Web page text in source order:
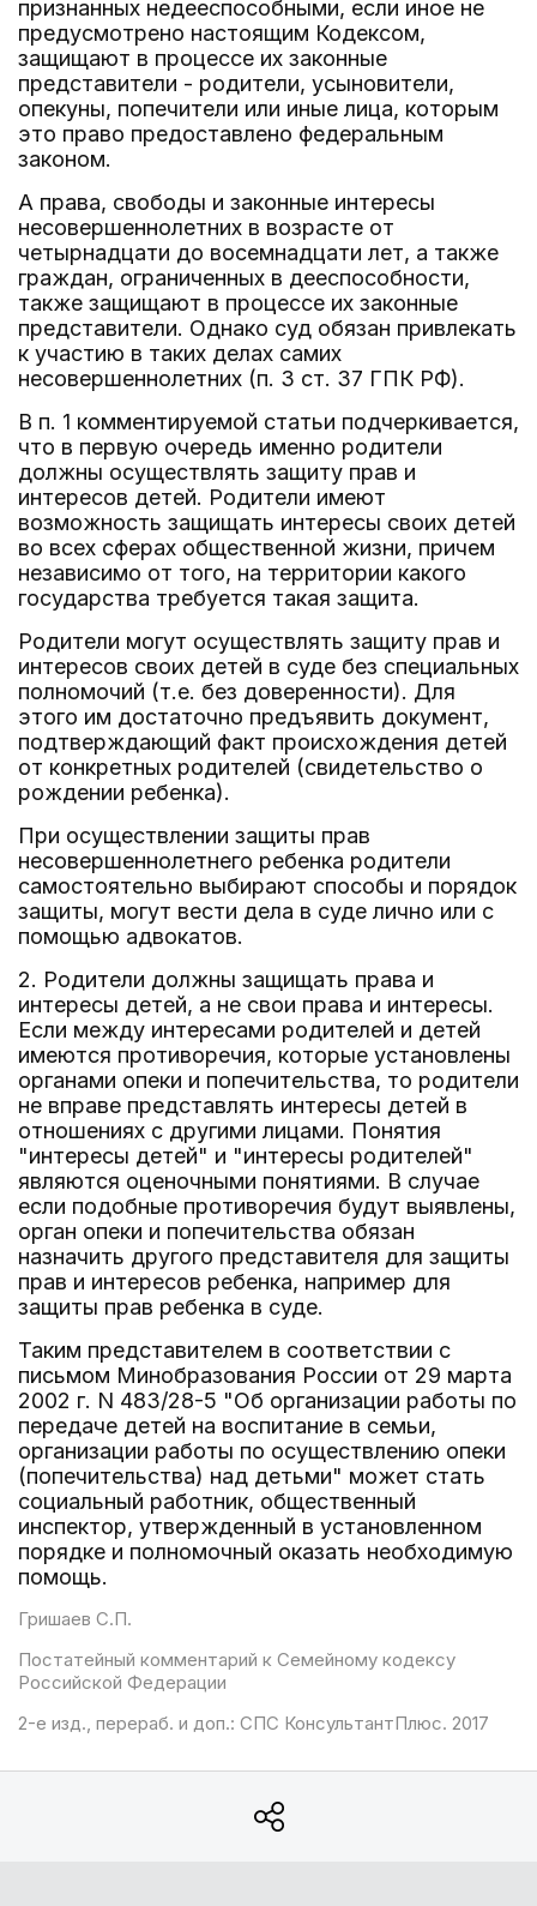
признанных недееспособными, если иное не
предусмотрено настоящим Кодексом,
защищают в процессе их законные
представители - родители, усыновители,
опекуны, попечители или иные лица, которым
это право предоставлено федеральным
законом.
А права, свободы и законные интересы
несовершеннолетних в возрасте от
четырнадцати до восемнадцати лет, а также
граждан, ограниченных в дееспособности,
также защищают в процессе их законные
представители. Однако суд обязан привлекать
к участию в таких делах самих
несовершеннолетних (п. 3 ст. 37 ГПК РФ).
В п. 1 комментируемой статьи подчеркивается,
что в первую очередь именно родители
должны осуществлять защиту прав и
интересов детей. Родители имеют
возможность защищать интересы своих детей
во всех сферах общественной жизни, причем
независимо от того, на территории какого
государства требуется такая защита.
Родители могут осуществлять защиту прав и
интересов своих детей в суде без специальных
полномочий (т.е. без доверенности). Для
этого им достаточно предъявить документ,
подтверждающий факт происхождения детей
от конкретных родителей (свидетельство о
рождении ребенка).
При осуществлении защиты прав
несовершеннолетнего ребенка родители
самостоятельно выбирают способы и порядок
защиты, могут вести дела в суде лично или с
помощью адвокатов.
2. Родители должны защищать права и
интересы детей, а не свои права и интересы.
Если между интересами родителей и детей
имеются противоречия, которые установлены
органами опеки и попечительства, то родители
не вправе представлять интересы детей в
отношениях с другими лицами. Понятия
"интересы детей" и "интересы родителей"
являются оценочными понятиями. В случае
если подобные противоречия будут выявлены,
орган опеки и попечительства обязан
назначить другого представителя для защиты
прав и интересов ребенка, например для
защиты прав ребенка в суде.
Таким представителем в соответствии с
письмом Минобразования России от 29 марта
2002 г. N 483/28-5 "Об организации работы по
передаче детей на воспитание в семьи,
организации работы по осуществлению опеки
(попечительства) над детьми" может стать
социальный работник, общественный
инспектор, утвержденный в установленном
порядке и полномочный оказать необходимую
помощь.
Гришаев С.П.
Постатейный комментарий к Семейному кодексу
Российской Федерации
2-е изд., перераб. и доп.: СПС КонсультантПлюс. 2017